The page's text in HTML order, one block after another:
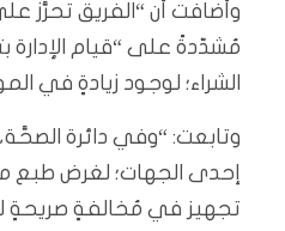
وأضافت أن “الفريق تحرَّز
مُشدّدةً على “قيام
الشراء؛ لوجود زيادةٍ في
وتابعت: “وفي دائرة
تجهيز في مُخالفةٍ صريحةٍ